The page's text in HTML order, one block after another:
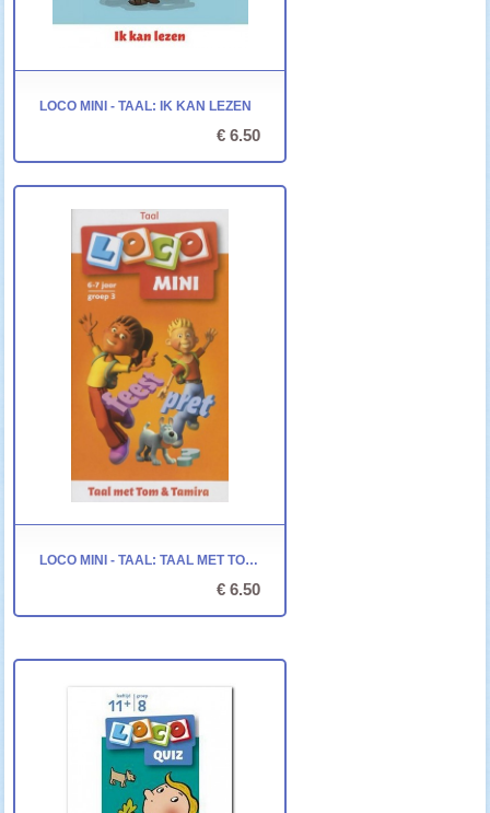
LOCO MINI - TAAL: IK KAN LEZEN
€ 6.50
LOCO MINI - TAAL: TAAL MET TOM & TAMIRA
€ 6.50